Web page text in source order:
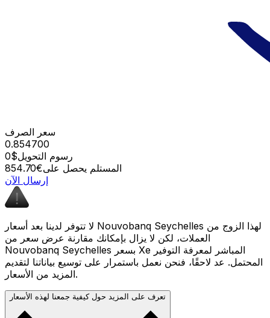
سعر الصرف
0.854700
رسوم التحويل$0
المستلم يحصل على€854.70
إرسال الآن
لا تتوفر لدينا بعد أسعار Nouvobanq Seychelles لهذا الزوج من
العملات، لكن لا يزال بإمكانك مقارنة عرض سعر من
Nouvobanq Seychelles بسعر Xe المباشر لمعرفة التوفير
المحتمل. عد لاحقًا، فنحن نعمل باستمرار على توسيع بياناتنا لتقديم
المزيد من الأسعار.
تعرف على المزيد حول كيفية جمعنا لهذه الأسعار